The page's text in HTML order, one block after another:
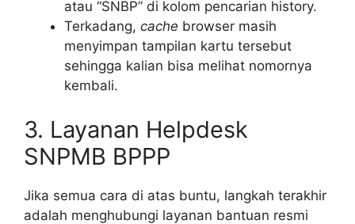
atau “SNBP” di kolom pencarian history.
Terkadang, cache browser masih
menyimpan tampilan kartu tersebut
sehingga kalian bisa melihat nomornya
kembali.
3. Layanan Helpdesk
SNPMB BPPP
Jika semua cara di atas buntu, langkah terakhir
adalah menghubungi layanan bantuan resmi